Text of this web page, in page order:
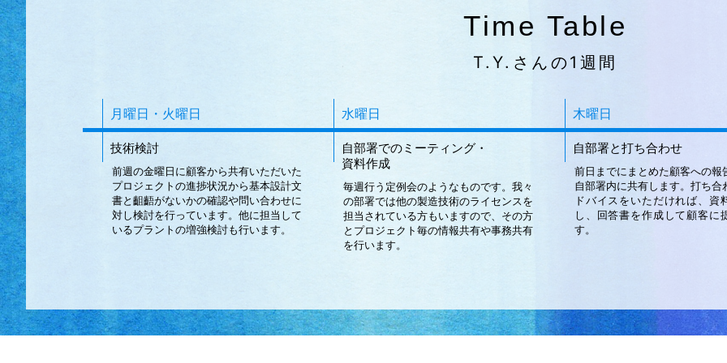
Time Table
T.Y.さんの1週間
月曜日・火曜日
技術検討
前週の金曜日に顧客から共有いただいた
プロジェクトの進捗状況から基本設計文
書と齟齬がないかの確認や問い合わせに
対し検討を行っています。他に担当して
いるプラントの増強検討も行います。
水曜日
自部署でのミーティング・
資料作成
毎週行う定例会のようなものです。我々
の部署では他の製造技術のライセンスを
担当されている方もいますので、その方
とプロジェクト毎の情報共有や事務共有
を行います。
木曜日
自部署と打ち合わせ
前日までにまとめた顧客への報
自部署内に共有します。打ち合
ドバイスをいただければ、資
し、回答書を作成して顧客に
す。